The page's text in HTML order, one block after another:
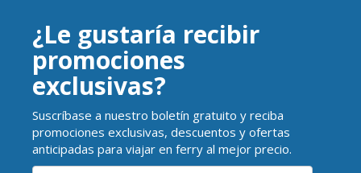
¿Le gustaría recibir
promociones
exclusivas?
Suscríbase a nuestro boletín gratuito y reciba
promociones exclusivas, descuentos y ofertas
anticipadas para viajar en ferry al mejor precio.